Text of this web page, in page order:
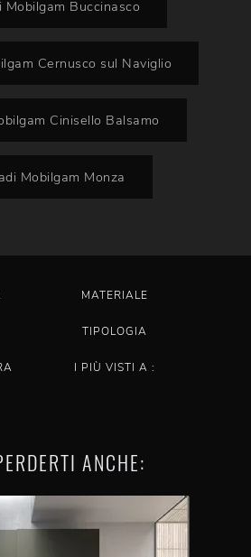
Mobilgam Buccinasco
Cernusco sul Naviglio
Cinisello Balsamo
Mobilgam Monza
MATERIALE
TIPOLOGIA
I PIÙ VISTI A :
ANCHE: